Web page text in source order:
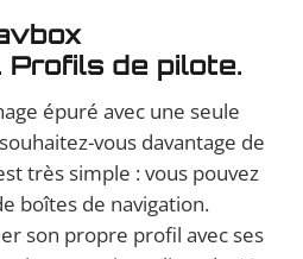
de pilote.
épuré avec une seule
vous davantage de
très simple : vous pouvez
boîtes de navigation.
son propre profil avec ses